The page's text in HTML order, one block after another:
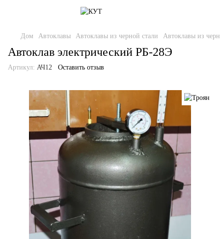
Дом Автоклавы Автоклавы из черной стали Автоклавы из
Автоклав электрический РБ-28Э
Артикул: АЧ12 Оставить отзыв